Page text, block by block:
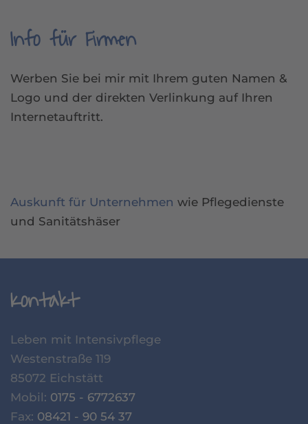
Info für Firmen
Werben Sie bei mir mit Ihrem guten Namen &
Logo und der direkten Verlinkung auf Ihren
Internetauftritt.
Auskunft für Unternehmen wie Pflegedienste
und Sanitätshäser
Kontakt
Leben mit Intensivpflege
Westenstraße 119
85072 Eichstätt
Mobil: 0175 - 6772637
Fax: 08421 - 90 54 37